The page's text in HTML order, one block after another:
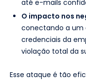
até e-mails
O impacto nos
conectando a um
credenciais da
violação total da
Esse ataque é tão